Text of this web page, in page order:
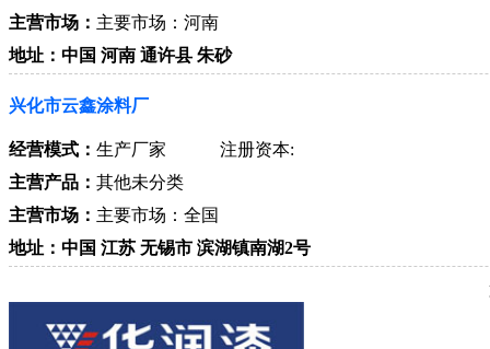
主营市场： 主要市场：河南
地址：中国 河南 通许县 朱砂
兴化市云鑫涂料厂
经营模式： 生产厂家
注册资本:
主营产品： 其他未分类
主营市场： 主要市场：全国
地址：中国 江苏 无锡市 滨湖镇南湖2号